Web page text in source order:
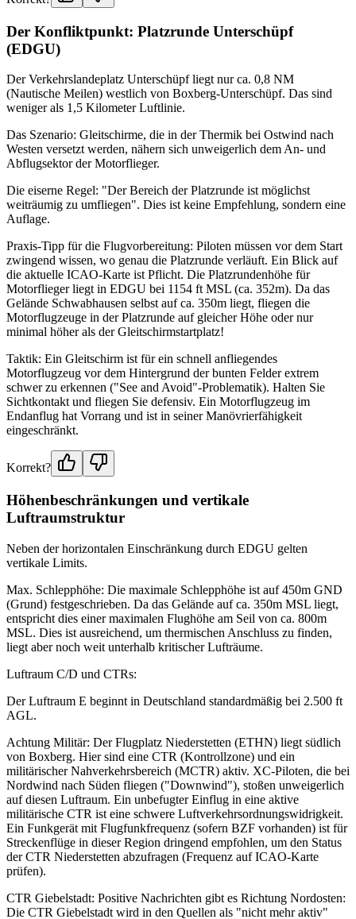
Der Konfliktpunkt: Platzrunde Unterschüpf
(EDGU)
Der Verkehrslandeplatz Unterschüpf liegt nur ca. 0,8 NM
(Nautische Meilen) westlich von Boxberg-Unterschüpf. Das sind
weniger als 1,5 Kilometer Luftlinie.
Das Szenario: Gleitschirme, die in der Thermik bei Ostwind nach
Westen versetzt werden, nähern sich unweigerlich dem An- und
Abflugsektor der Motorflieger.
Die eiserne Regel: "Der Bereich der Platzrunde ist möglichst
weiträumig zu umfliegen". Dies ist keine Empfehlung, sondern eine
Auflage.
Praxis-Tipp für die Flugvorbereitung: Piloten müssen vor dem Start
zwingend wissen, wo genau die Platzrunde verläuft. Ein Blick auf
die aktuelle ICAO-Karte ist Pflicht. Die Platzrundenhöhe für
Motorflieger liegt in EDGU bei 1154 ft MSL (ca. 352m). Da das
Gelände Schwabhausen selbst auf ca. 350m liegt, fliegen die
Motorflugzeuge in der Platzrunde auf gleicher Höhe oder nur
minimal höher als der Gleitschirmstartplatz!
Taktik: Ein Gleitschirm ist für ein schnell anfliegendes
Motorflugzeug vor dem Hintergrund der bunten Felder extrem
schwer zu erkennen ("See and Avoid"-Problematik). Halten Sie
Sichtkontakt und fliegen Sie defensiv. Ein Motorflugzeug im
Endanflug hat Vorrang und ist in seiner Manövrierfähigkeit
eingeschränkt.
Korrekt?
Höhenbeschränkungen und vertikale
Luftraumstruktur
Neben der horizontalen Einschränkung durch EDGU gelten
vertikale Limits.
Max. Schlepphöhe: Die maximale Schlepphöhe ist auf 450m GND
(Grund) festgeschrieben. Da das Gelände auf ca. 350m MSL liegt,
entspricht dies einer maximalen Flughöhe am Seil von ca. 800m
MSL. Dies ist ausreichend, um thermischen Anschluss zu finden,
liegt aber noch weit unterhalb kritischer Lufträume.
Luftraum C/D und CTRs:
Der Luftraum E beginnt in Deutschland standardmäßig bei 2.500 ft
AGL.
Achtung Militär: Der Flugplatz Niederstetten (ETHN) liegt südlich
von Boxberg. Hier sind eine CTR (Kontrollzone) und ein
militärischer Nahverkehrsbereich (MCTR) aktiv. XC-Piloten, die bei
Nordwind nach Süden fliegen ("Downwind"), stoßen unweigerlich
auf diesen Luftraum. Ein unbefugter Einflug in eine aktive
militärische CTR ist eine schwere Luftverkehrsordnungswidrigkeit.
Ein Funkgerät mit Flugfunkfrequenz (sofern BZF vorhanden) ist für
Streckenflüge in dieser Region dringend empfohlen, um den Status
der CTR Niederstetten abzufragen (Frequenz auf ICAO-Karte
prüfen).
CTR Giebelstadt: Positive Nachrichten gibt es Richtung Nordosten:
Die CTR Giebelstadt wird in den Quellen als "nicht mehr aktiv"